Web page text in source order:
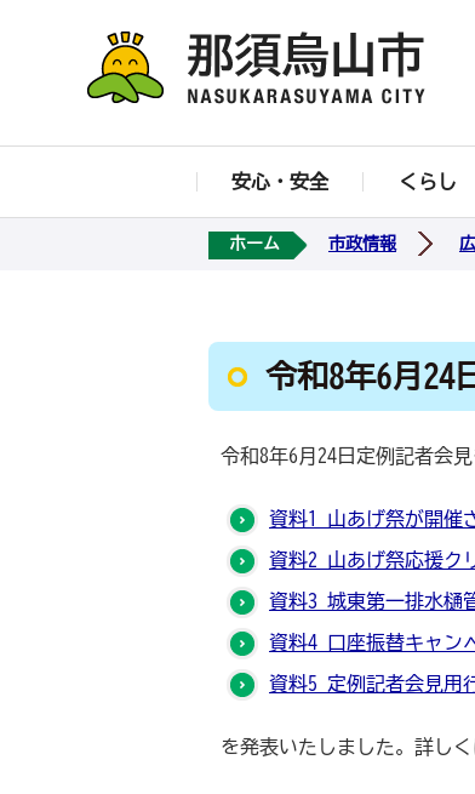
安心・安全 くらし
ホーム 市政情報
令和8年6月24
令和8年6月24日定例記者会見
資料1_山あげ祭が開催
資料2_山あげ祭応援ク
資料3_城東第一排水樋
資料4_口座振替キャン
資料5_定例記者会見用
を発表いたしました。詳しく